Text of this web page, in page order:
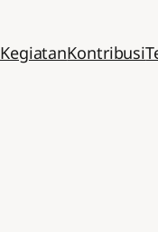
KegiatanKontribusi